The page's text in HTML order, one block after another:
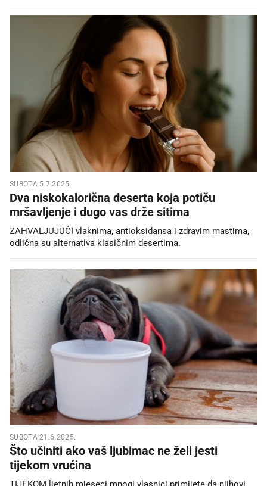
SUBOTA 5.7.2025.
Dva niskokalorična deserta koja potiču
mršavljenje i dugo vas drže sitima
ZAHVALJUJUĆI vlaknima, antioksidansa i zdravim mastima,
odlična su alternativa klasičnim desertima.
SUBOTA 21.6.2025.
Što učiniti ako vaš ljubimac ne želi jesti
tijekom vrućina